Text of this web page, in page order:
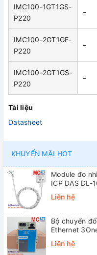
IMC100-1GT1GS-
P220
–
IMC100-2GT1GF-
P220
–
IMC100-2GT1GS-
P220
–
Tài liệu
Datasheet
KHUYẾN MÃI HOT
Module đo
ICP DAS DL-
Liên hệ
Bộ chuyển
Ethernet
Liên hệ